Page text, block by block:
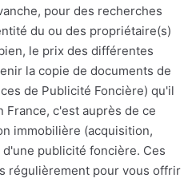
pour des recherches
du ou des propriétaire(s)
le prix des différentes
la copie de documents de
de Publicité Foncière) qu'il
France, c'est auprès de ce
immobilière (acquisition,
publicité foncière. Ces
régulièrement pour vous offrir